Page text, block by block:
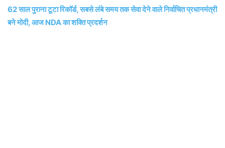
62 साल पुराना टूटा रिकॉर्ड, सबसे लंबे समय तक सेवा देने वाले निर्वाचित प्रधानमंत्री
बने मोदी, आज NDA का शक्ति प्रदर्शन